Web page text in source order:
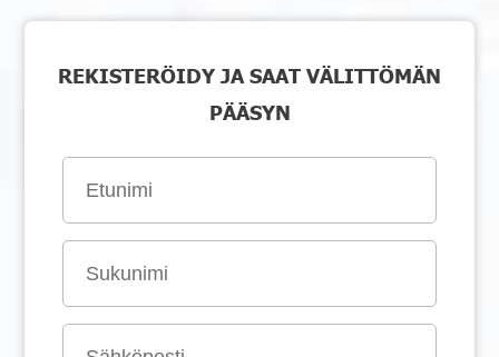
REKISTERÖIDY JA SAAT VÄLITTÖMÄN
PÄÄSYN